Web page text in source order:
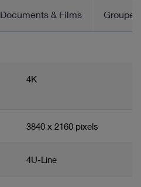
Documents & Films Groupe
4K
3840 x 2160 pixels
4U-Line